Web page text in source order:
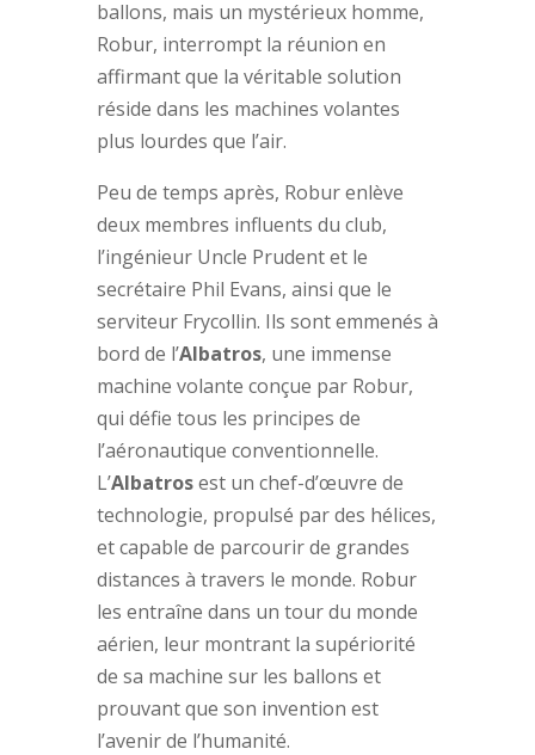
ballons, mais un mystérieux homme,
Robur, interrompt la réunion en
affirmant que la véritable solution
réside dans les machines volantes
plus lourdes que l’air.
Peu de temps après, Robur enlève
deux membres influents du club,
l’ingénieur Uncle Prudent et le
secrétaire Phil Evans, ainsi que le
serviteur Frycollin. Ils sont emmenés à
bord de l’Albatros, une immense
machine volante conçue par Robur,
qui défie tous les principes de
l’aéronautique conventionnelle.
L’Albatrosest un chef-d’œuvre de
technologie, propulsé par des hélices,
et capable de parcourir de grandes
distances à travers le monde. Robur
les entraîne dans un tour du monde
aérien, leur montrant la supériorité
de sa machine sur les ballons et
prouvant que son invention est
l’avenir de l’humanité.